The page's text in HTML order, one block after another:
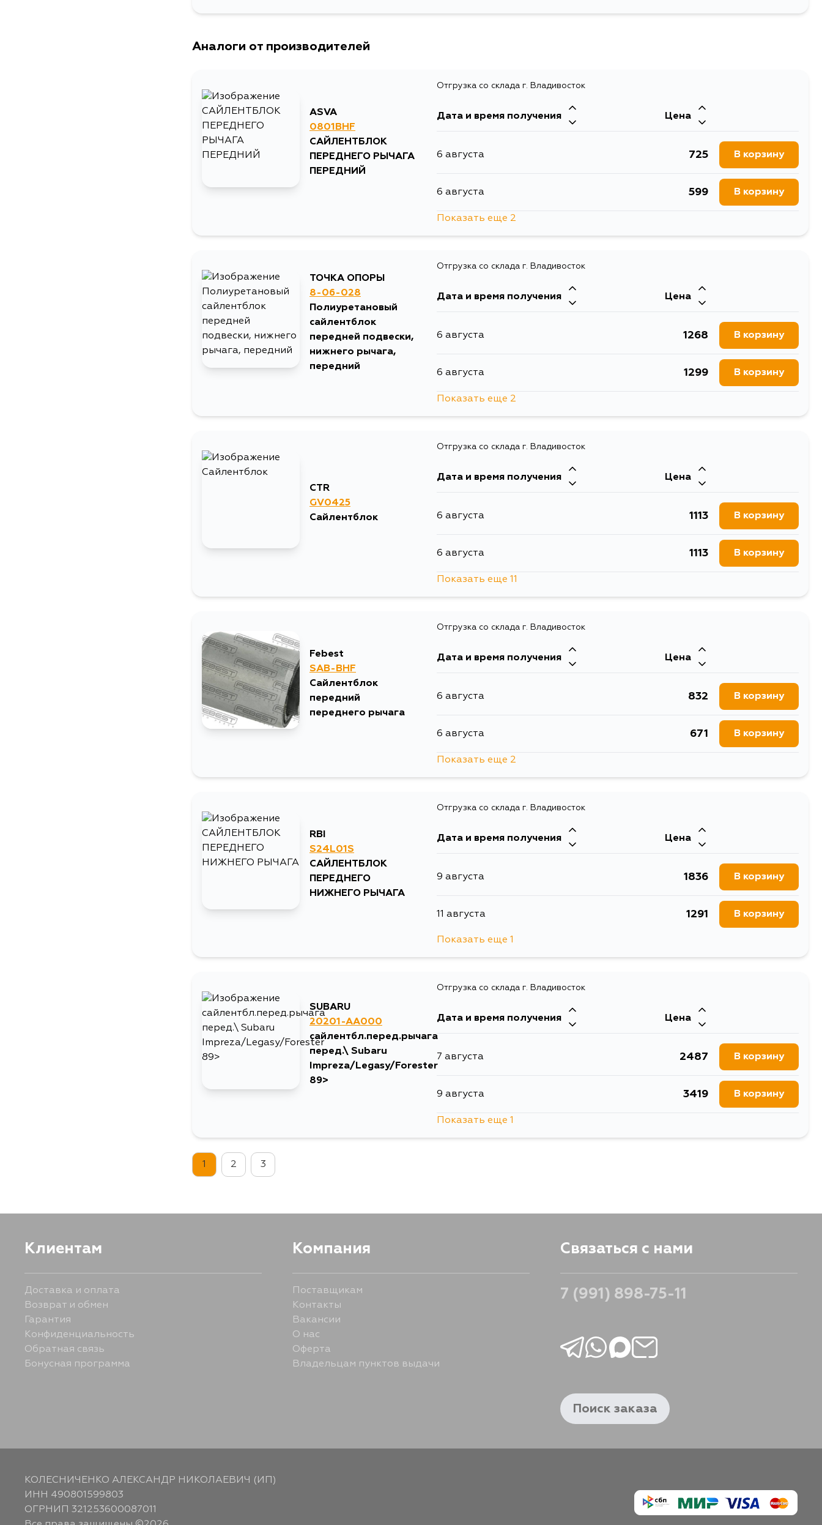
Аналоги от производителей
ASVA
0801BHF
САЙЛЕНТБЛОК
ПЕРЕДНЕГО РЫЧАГА
ПЕРЕДНИЙ
Отгрузка со склада г. Владивосток
Дата и время получения Цена
6 августа 725 В корзину
6 августа 599 В корзину
31 августа
Показать еще 2
ТОЧКА ОПОРЫ
8-06-028
Полиуретановый
сайлентблок
передней подвески,
нижнего рычага,
передний
Отгрузка со склада г. Владивосток
Дата и время получения Цена
6 августа 1268 В корзину
6 августа 1299 В корзину
31 августа
Показать еще 2
CTR
GV0425
Сайлентблок
Отгрузка со склада г. Владивосток
Дата и время получения Цена
6 августа 1113 В корзину
6 августа 1113 В корзину
6 августа
8 августа 1118
9 августа 2249 В корзину
10 августа 1113 В корзину
11 августа 1301 В корзину
11 августа
В корзину
В корзину
Показать еще 11
Febest
SAB-BHF
Сайлентблок
передний
переднего рычага
Отгрузка со склада г. Владивосток
Дата и время получения Цена
6 августа 832 В корзину
6 августа 671 В корзину
11 августа
Показать еще 2
RBI
S24L01S
САЙЛЕНТБЛОК
ПЕРЕДНЕГО
НИЖНЕГО РЫЧАГА
Отгрузка со склада г. Владивосток
Дата и время получения Цена
9 августа 1836 В корзину
11 августа 1291 В корзину
Показать еще 1
SUBARU
20201-AA000
сайлентбл.перед.рычага
перед.\ Subaru
Impreza/Legasy/Forester
89>
Отгрузка со склада г. Владивосток
Дата и время получения Цена
7 августа 2487 В корзину
9 августа 3419 В корзину
Показать еще 1
1 2 3
Клиентам
Доставка и оплата
Возврат и обмен
Гарантия
Конфиденциальность
Обратная связь
Бонусная программа
Компания
Поставщикам
Контакты
Вакансии
О нас
Оферта
Владельцам пунктов выдачи
Связаться с нами
7 (991) 898-75-11
Поиск заказа
КОЛЕСНИЧЕНКО АЛЕКСАНДР НИКОЛАЕВИЧ (ИП)
ИНН 490801599803
ОГРНИП 321253600087011